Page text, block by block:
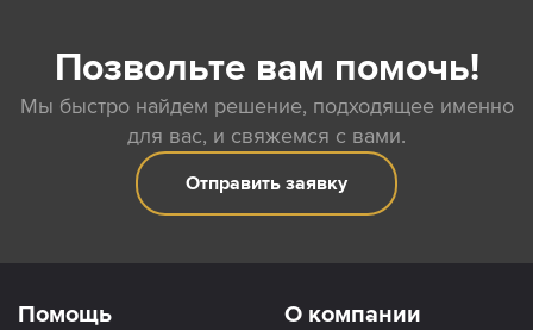
Позвольте вам помочь!
Мы быстро найдем решение, подходящее именно
для вас, и свяжемся с вами.
Отправить заявку
Помощь
О компании